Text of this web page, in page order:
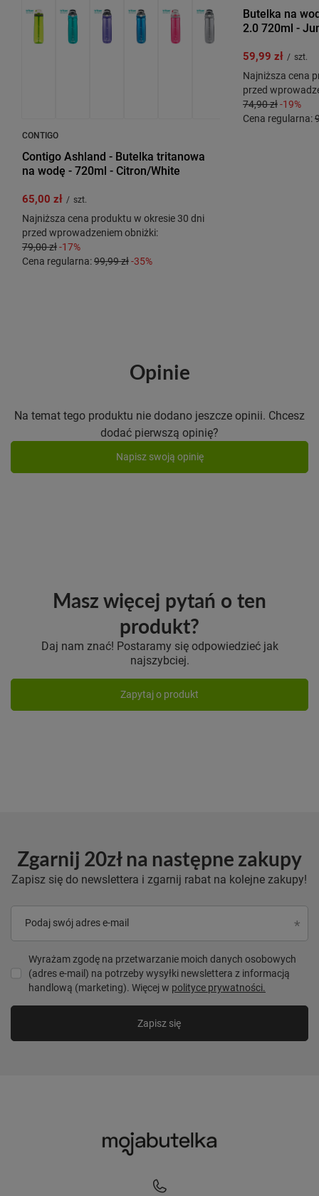
CONTIGO
Contigo Ashland - Butelka tritanowa
na wodę - 720ml - Citron/White
65,00 zł / szt.
Najniższa cena produktu w okresie 30 dni
przed wprowadzeniem obniżki:
79,00 zł-17%
Cena regularna:99,99 zł-35%
Butelka na
2.0 720ml -
59,99 zł / szt.
Najniższa cena
przed
74,90 zł-19%
Cena regularna:
Opinie
Na temat tego produktu nie dodano jeszcze opinii. Chcesz
dodać pierwszą opinię?
Napisz swoją opinię
Masz więcej pytań o ten
produkt?
Daj nam znać! Postaramy się odpowiedzieć jak
najszybciej.
Zapytaj o produkt
Zgarnij 20zł na następne zakupy
Zapisz się do newslettera i zgarnij rabat na kolejne zakupy!
Podaj swój adres e-mail
Wyrażam zgodę na przetwarzanie moich danych osobowych
(adres e-mail) na potrzeby wysyłki newslettera z informacją
handlową (marketing). Więcej w polityce prywatności.
Zapisz się